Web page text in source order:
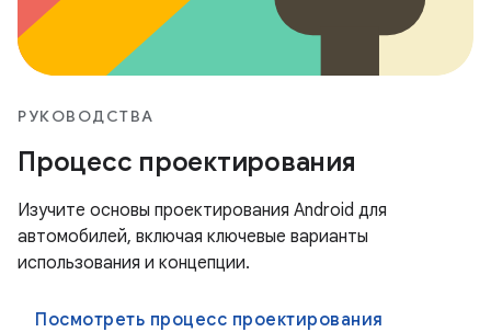
РУКОВОДСТВА
Процесс проектирования
Изучите основы проектирования Android для
автомобилей, включая ключевые варианты
использования и концепции.
Посмотреть процесс проектирования